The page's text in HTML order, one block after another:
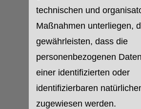
technischen und
Maßnahmen unterliegen,
gewährleisten, dass die
personenbezogenen
einer identifizierten oder
identifizierbaren
zugewiesen werden.